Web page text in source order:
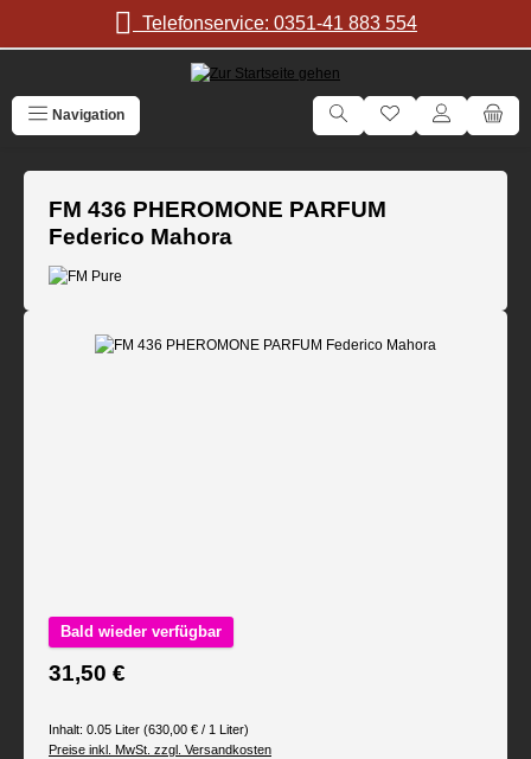
Zum Hauptinhalt springenTelefonservice: 0351-41 883 554
Navigation
FM 436 PHEROMONE PARFUM
Federico Mahora
Bildergalerie überspringen
Bald wieder verfügbar
Regulärer Preis:
31,50 €
Inhalt: 0.05 Liter (630,00 € / 1 Liter)
Preise inkl. MwSt. zzgl. Versandkosten